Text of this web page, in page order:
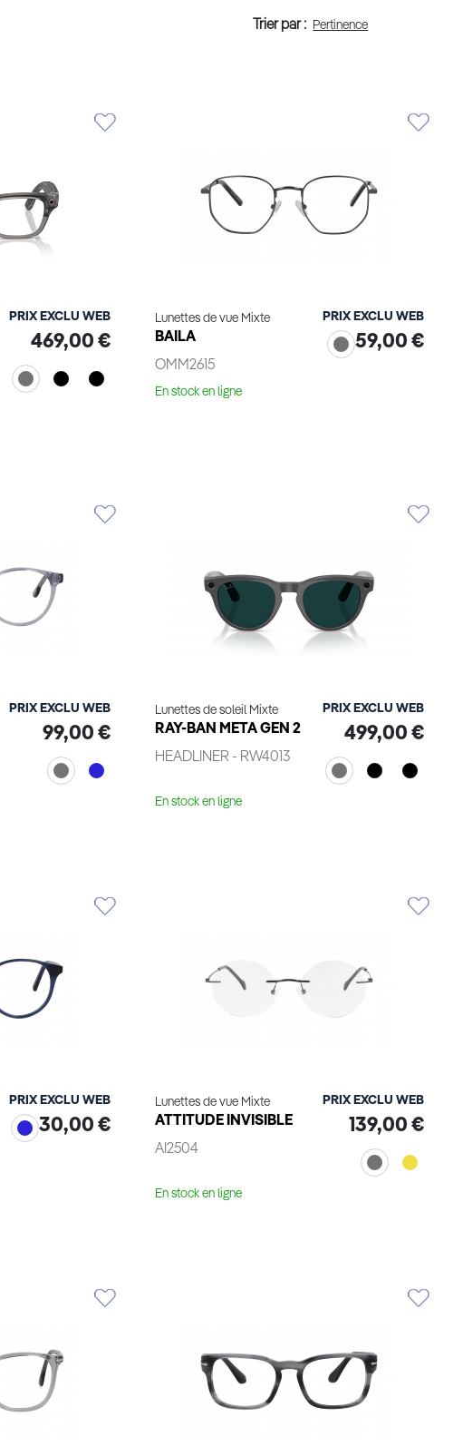
Trier par :
PRIX EXCLU WEB
469,00 €
Lunettes de vue Mixte
BAILA
OMM2615
PRIX EXCLU WEB
59,00 €
En stock en ligne
PRIX EXCLU WEB
99,00 €
Lunettes de soleil Mixte
RAY-BAN META GEN 2
HEADLINER - RW4013
PRIX EXCLU WEB
499,00 €
En stock en ligne
PRIX EXCLU WEB
30,00 €
Lunettes de vue Mixte
ATTITUDE INVISIBLE
AI2504
PRIX EXCLU WEB
139,00 €
En stock en ligne